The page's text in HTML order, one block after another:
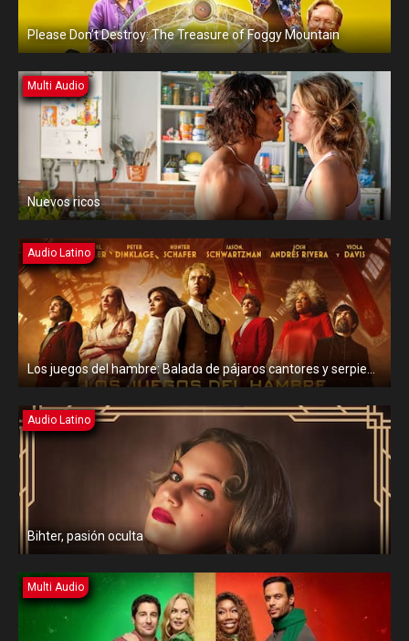
Please Don’t Destroy: The Treasure of Foggy Mountain
Multi Audio
Nuevos ricos
Audio Latino
Los juegos del hambre: Balada de pájaros cantores y serpientes
Audio Latino
Bihter, pasión oculta
Multi Audio